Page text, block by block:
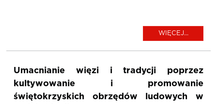
WIĘCEJ...
Umacnianie więzi i tradycji poprzez
kultywowanie i promowanie
świętokrzyskich obrzędów ludowych w